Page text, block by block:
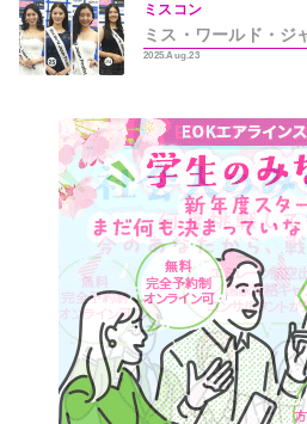
ミスコン
ミス・ワールド・ジ
2025.Aug.23